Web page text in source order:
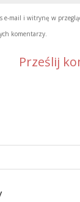
e-mail i witrynę w
komentarzy.